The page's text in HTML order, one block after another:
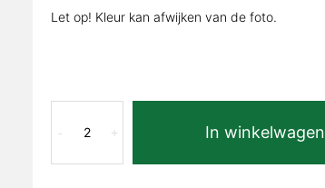
Let op! Kleur kan afwijken van de foto.
Fender
+
- In winkelwagen